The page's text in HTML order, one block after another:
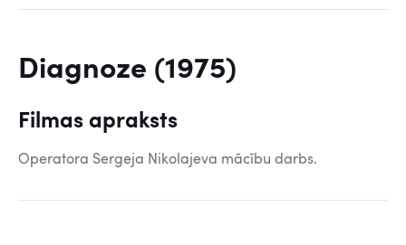
Diagnoze (1975)
Filmas apraksts
Operatora Sergeja Nikolajeva mācību darbs.